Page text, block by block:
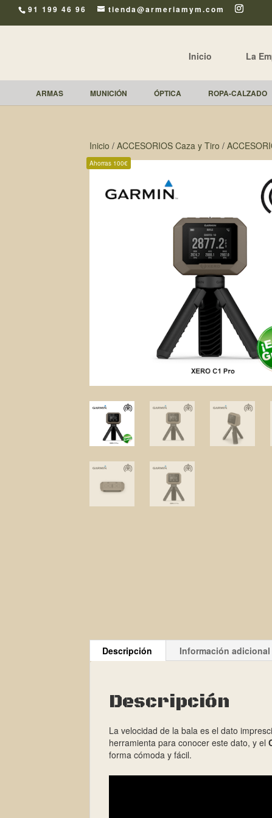
91 199 46 96 tienda@armeriamym.com
Inicio La
ARMAS MUNICIÓN ÓPTICA ROPA-CALZADO
Inicio / ACCESORIOS Caza y Tiro /
Ahorras 100€
Descripción Información adicional
Descripción
La velocidad de la bala es el dato
herramienta para conocer este dato, y el
forma cómoda y fácil.